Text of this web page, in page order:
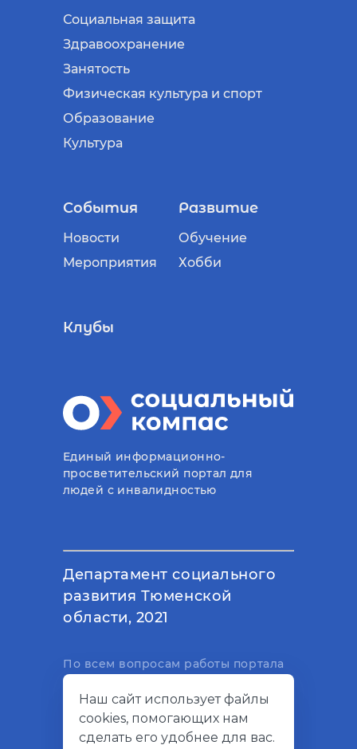
Социальная защита
Здравоохранение
Занятость
Физическая культура и спорт
Образование
Культура
События
Новости
Мероприятия
Развитие
Обучение
Хобби
Клубы
Единый информационно-
просветительский портал для
людей с инвалидностью
Департамент социального
развития Тюменской
области, 2021
По всем вопросам работы портала
электронный адрес
support@socialkompas.ru
Наш сайт использует файлы
cookies, помогающих нам
сделать его удобнее для вас.